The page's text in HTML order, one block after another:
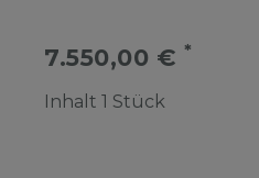
7.550,00 € *
Inhalt 1 Stück